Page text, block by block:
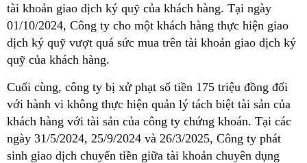
tài khoản giao dịch ký quỹ của khách hàng. Tại ngày
01/10/2024, Công ty cho một khách hàng thực hiện giao
dịch ký quỹ vượt quá sức mua trên tài khoản giao dịch ký
quỹ của khách hàng.
Cuối cùng, công ty bị xử phạt số tiền 175 triệu đồng đối
với hành vi không thực hiện quản lý tách biệt tài sản của
khách hàng với tài sản của công ty chứng khoán. Tại các
ngày 31/5/2024, 25/9/2024 và 26/3/2025, Công ty phát
sinh giao dịch chuyển tiền giữa tài khoản chuyên dụng